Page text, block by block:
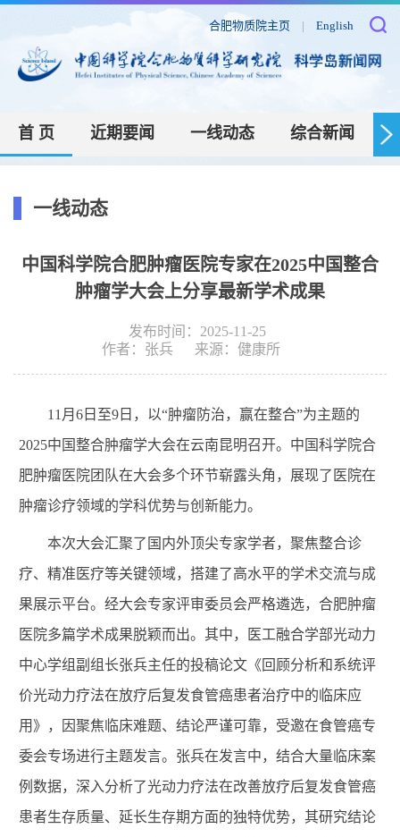
合肥物质院主页 | English
首 页 近期要闻 一线动态 综合新闻
一线动态
中国科学院合肥肿瘤医院专家在2025中国整合
肿瘤学大会上分享最新学术成果
发布时间：2025-11-25
作者： 张兵 来源： 健康所
11月6日至9日，以“肿瘤防治，赢在整合”为主题的
2025中国整合肿瘤学大会在云南昆明召开。中国科学院合
肥肿瘤医院团队在大会多个环节崭露头角，展现了医院在
肿瘤诊疗领域的学科优势与创新能力。
本次大会汇聚了国内外顶尖专家学者，聚焦整合诊
疗、精准医疗等关键领域，搭建了高水平的学术交流与成
果展示平台。 经大会专家评审委员会严格遴选，合肥肿瘤
医院多篇学术成果脱颖而出。其中，医工融合学部光动力
中心学组副组长张兵主任的投稿论文《回顾分析和系统评
价光动力疗法在放疗后复发食管癌患者治疗中的临床应
用》，因聚焦临床难题、结论严谨可靠，受邀在食管癌专
委会专场进行主题发言。张兵在发言中，结合大量临床案
例数据，深入分析了光动力疗法在改善放疗后复发食管癌
患者生存质量、延长生存期方面的独特优势，其研究结论